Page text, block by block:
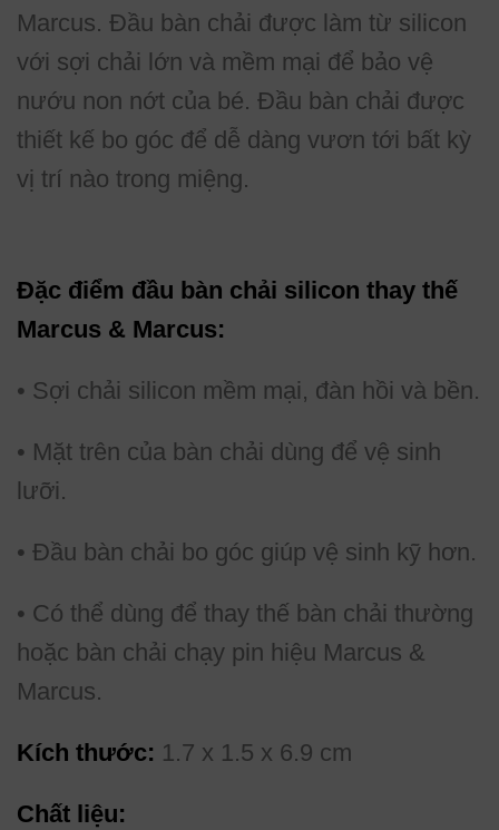
Marcus. Đầu bàn chải được làm từ silicon
với sợi chải lớn và mềm mại để bảo vệ
nướu non nớt của bé. Đầu bàn chải được
thiết kế bo góc để dễ dàng vươn tới bất kỳ
vị trí nào trong miệng.
Đặc điểm đầu bàn chải silicon thay thế
Marcus & Marcus:
• Sợi chải silicon mềm mại, đàn hồi và bền.
• Mặt trên của bàn chải dùng để vệ sinh
lưỡi.
• Đầu bàn chải bo góc giúp vệ sinh kỹ hơn.
• Có thể dùng để thay thế bàn chải thường
hoặc bàn chải chạy pin hiệu Marcus &
Marcus.
Kích thước: 1.7 x 1.5 x 6.9 cm
Chất liệu: